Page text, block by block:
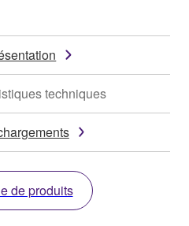
techniques
de produits